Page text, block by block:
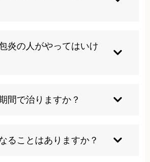
慢性化したものや繰り返し炎症
ースでは専門的な治療が必要で
化する可能性が高いため早期の
炎の人がやってはいけ
可能性があるため避けるべきで
マッサージも炎症を悪化させる
ことが大切です。
間で治りますか？
善することが多いです。ただ
る場合はより長期間の治療が必
ることはありますか？